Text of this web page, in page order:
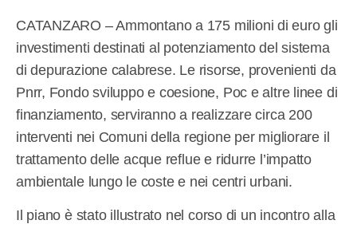
CATANZARO – Ammontano a 175 milioni di euro gli
investimenti destinati al potenziamento del sistema
di depurazione calabrese. Le risorse, provenienti da
Pnrr, Fondo sviluppo e coesione, Poc e altre linee di
finanziamento, serviranno a realizzare circa 200
interventi nei Comuni della regione per migliorare il
trattamento delle acque reflue e ridurre l’impatto
ambientale lungo le coste e nei centri urbani.
Il piano è stato illustrato nel corso di un incontro alla